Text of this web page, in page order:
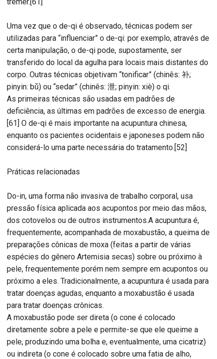
Uma vez que o de-qi é observado, técnicas podem ser
utilizadas para “influenciar” o de-qi: por exemplo, através de
certa manipulação, o de-qi pode, supostamente, ser
transferido do local da agulha para locais mais distantes do
corpo. Outras técnicas objetivam “tonificar” (chinês: 补;
pinyin: bǔ) ou “sedar” (chinês: 泄; pinyin: xiè) o qi.
As primeiras técnicas são usadas em padrões de
deficiência, as últimas em padrões de excesso de energia.
[61] O de-qi é mais importante na acupuntura chinesa,
enquanto os pacientes ocidentais e japoneses podem não
considerá-lo uma parte necessária do tratamento.[52]
Práticas relacionadas
Do-in, uma forma não invasiva de trabalho corporal, usa
pressão física aplicada aos acupontos por meio das mãos,
dos cotovelos ou de outros instrumentos.A acupuntura é,
frequentemente, acompanhada de moxabustão, a queima de
preparações cônicas de moxa (feitas a partir de várias
espécies do gênero Artemisia secas) sobre ou próximo à
pele, frequentemente porém nem sempre em acupontos ou
próximo a eles. Tradicionalmente, a acupuntura é usada para
tratar doenças agudas, enquanto a moxabustão é usada
para tratar doenças crônicas.
A moxabustão pode ser direta (o cone é colocado
diretamente sobre a pele e permite-se que ele queime a
pele, produzindo uma bolha e, eventualmente, uma cicatriz)
ou indireta (o cone é colocado sobre uma fatia de alho,